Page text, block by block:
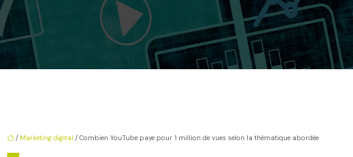
/ Marketing digital / Combien YouTube paye pour 1 million de vues selon la thématique abordée